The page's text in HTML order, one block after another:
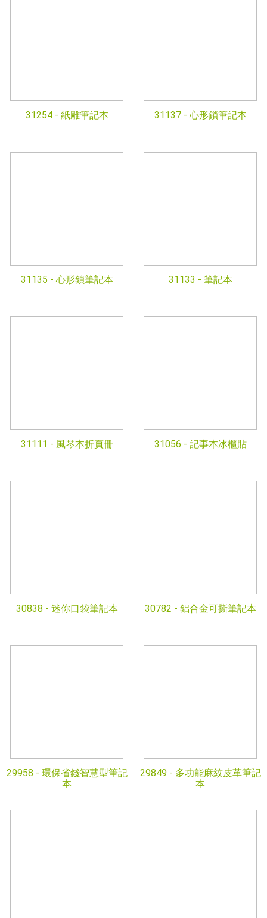
31254 - 紙雕筆記本 31137 - 心形鎖筆記本
31135 - 心形鎖筆記本 31133 - 筆記本
31111 - 風琴本折頁冊 31056 - 記事本冰櫃貼
30838 - 迷你口袋筆記本 30782 - 鋁合金可撕筆記本
29958 - 環保省錢智慧型筆記
本
29849 - 多功能麻紋皮革筆記
本